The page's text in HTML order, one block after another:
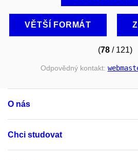
VĚTŠÍ FORMÁT
(78/ 121)
Odpovědný kontakt:
O nás
Chci studovat